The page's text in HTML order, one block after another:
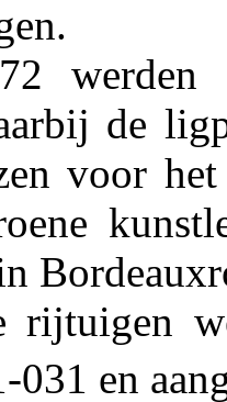
de
voor
rijtuigen
031 en